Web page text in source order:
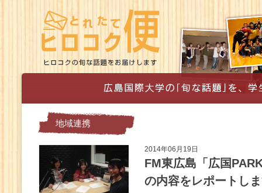
地域連携
2014年06月19日
FM東広島「広国
の内容をレポートし